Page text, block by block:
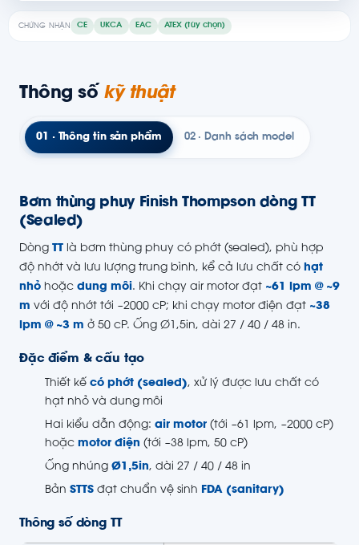
CHỨNG NHẬN CE UKCA EAC ATEX (tùy chọn)
Thông số kỹ thuật
01 · Thông tin sản phẩm 02 · Danh sách model
Bơm thùng phuy Finish Thompson dòng TT
(Sealed)
Dòng TT là bơm thùng phuy có phớt (sealed), phù hợp
độ nhớt và lưu lượng trung bình, kể cả lưu chất có hạt
nhỏ hoặc dung môi. Khi chạy air motor đạt ~61 lpm @ ~9
m với độ nhớt tới ~2000 cP; khi chạy motor điện đạt ~38
lpm @ ~3 m ở 50 cP. Ống Ø1,5in, dài 27 / 40 / 48 in.
Đặc điểm & cấu tạo
Thiết kế có phớt (sealed), xử lý được lưu chất có
hạt nhỏ và dung môi
Hai kiểu dẫn động: air motor (tới ~61 lpm, ~2000 cP)
hoặc motor điện (tới ~38 lpm, 50 cP)
Ống nhúng Ø1,5in, dài 27 / 40 / 48 in
Bản STTS đạt chuẩn vệ sinh FDA (sanitary)
Thông số dòng TT